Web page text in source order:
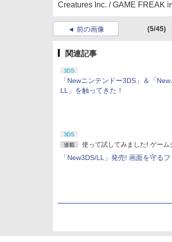
Creatures Inc. / GAME FREAK
前の画像 (5/45)
関連記事
3DS
「Newニンテンドー3DS」＆「
LL」を触ってきた！
3DS
連載
使って試してみました! ゲーム
「New3DS/LL」発売! 画面を守る